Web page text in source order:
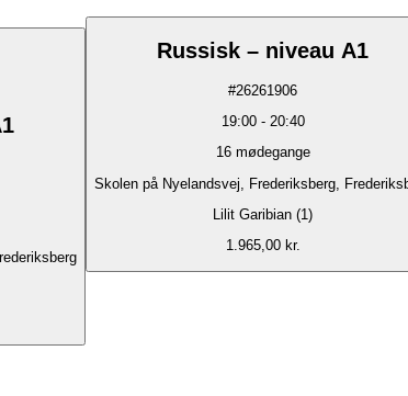
Russisk – niveau A1
#26261906
19:00- 20:40
16 mødegange
Skolen på Nyelandsvej, Frederiksberg,
Lilit Garibian (1)
1.965,00 kr.